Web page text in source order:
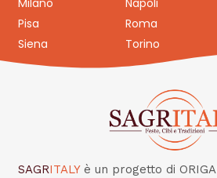
Milano
Napoli
Pisa
Roma
Siena
Torino
SAGRITALY è un progetto di